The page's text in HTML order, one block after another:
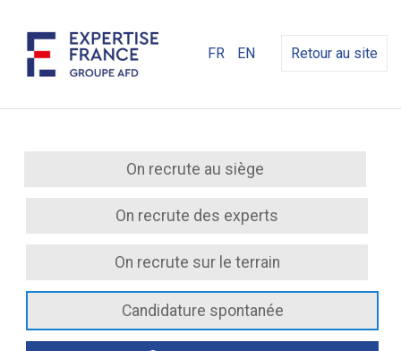
FR EN Retour au site
On recrute au siège
On recrute des experts
On recrute sur le terrain
Candidature spontanée